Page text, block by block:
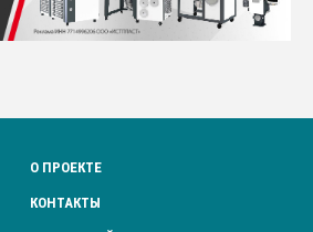
О ПРОЕКТЕ
КОНТАКТЫ